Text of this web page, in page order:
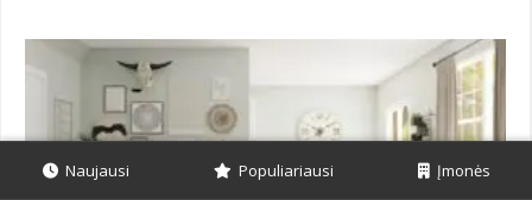
Naujausi Populiariausi Įmonės